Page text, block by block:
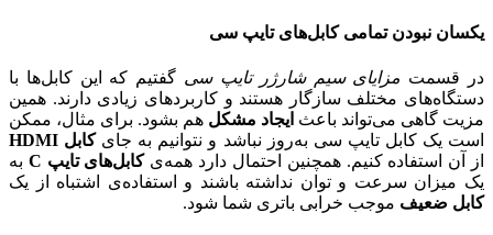
یکسان نبودن تمامی کابل‌های تایپ سی
در قسمت مزایای سیم شارژر تایپ سی گفتیم که این کابل‌ها با
دستگاه‌های مختلف سازگار هستند و کاربردهای زیادی دارند. همین
مزیت گاهی می‌تواند باعث ایجاد مشکل هم بشود. برای مثال، ممکن
است یک کابل تایپ سی به‌روز نباشد و نتوانیم به جایکابل HDMI
از آن استفاده کنیم. همچنین احتمال دارد همه‌یکابل‌های تایپ C
به
یک میزان سرعت و توان نداشته باشند و استفاده‌ی اشتباه از یک
کابل ضعیف موجب خرابی باتری شما شود.